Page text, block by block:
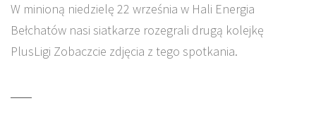
W minioną niedzielę 22 września w Hali Energia
Bełchatów nasi siatkarze rozegrali drugą kolejkę
PlusLigi Zobaczcie zdjęcia z tego spotkania.